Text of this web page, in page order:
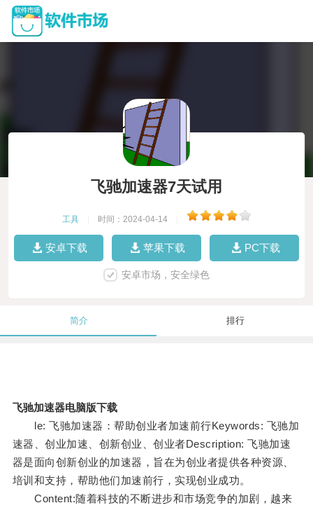
飞驰加速器7天试用
工具 时间：2024-04-14
安卓下载 苹果下载 PC下载
安卓市场，安全绿色
简介 排行
飞驰加速器电脑版下载
le: 飞驰加速器：帮助创业者加速前行Keywords: 飞驰加
速器、创业加速、创新创业、创业者Description: 飞驰加速
器是面向创新创业的加速器，旨在为创业者提供各种资源、
培训和支持，帮助他们加速前行，实现创业成功。
Content:随着科技的不断进步和市场竞争的加剧，越来